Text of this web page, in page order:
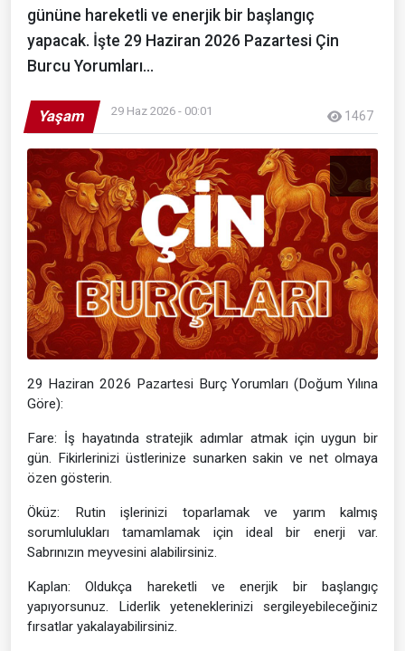
gününe hareketli ve enerjik bir başlangıç
yapacak. İşte 29 Haziran 2026 Pazartesi Çin
Burcu Yorumları…
Yaşam 29 Haz 2026 - 00:01 1467
29 Haziran 2026 Pazartesi Burç Yorumları (Doğum Yılına
Göre):
Fare: İş hayatında stratejik adımlar atmak için uygun bir
gün. Fikirlerinizi üstlerinize sunarken sakin ve net olmaya
özen gösterin.
Öküz: Rutin işlerinizi toparlamak ve yarım kalmış
sorumlulukları tamamlamak için ideal bir enerji var.
Sabrınızın meyvesini alabilirsiniz.
Kaplan: Oldukça hareketli ve enerjik bir başlangıç
yapıyorsunuz. Liderlik yeteneklerinizi sergileyebileceğiniz
fırsatlar yakalayabilirsiniz.